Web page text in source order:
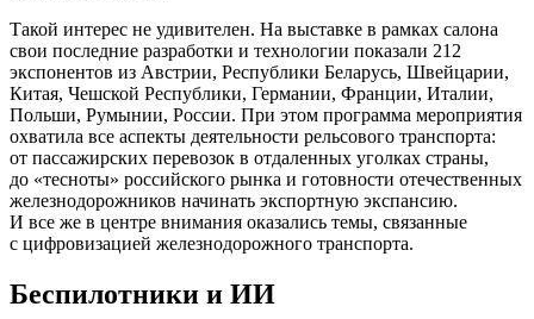
Такой интерес не удивителен. На выставке в рамках салона
свои последние разработки и технологии показали 212
экспонентов из Австрии, Республики Беларусь, Швейцарии,
Китая, Чешской Республики, Германии, Франции, Италии,
Польши, Румынии, России. При этом программа мероприятия
охватила все аспекты деятельности рельсового транспорта:
от пассажирских перевозок в отдаленных уголках страны,
до «тесноты» российского рынка и готовности отечественных
железнодорожников начинать экспортную экспансию.
И все же в центре внимания оказались темы, связанные
с цифровизацией железнодорожного транспорта.
Беспилотники и ИИ